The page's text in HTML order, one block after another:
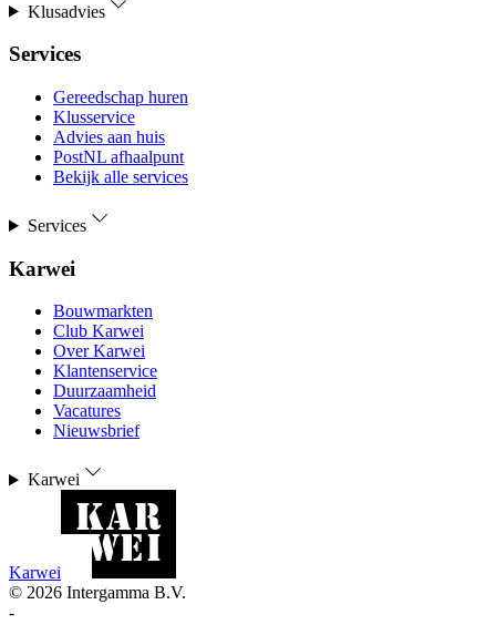
Klusadvies
Services
Gereedschap huren
Klusservice
Advies aan huis
PostNL afhaalpunt
Bekijk alle services
Services
Karwei
Bouwmarkten
Club Karwei
Over Karwei
Klantenservice
Duurzaamheid
Vacatures
Nieuwsbrief
Karwei
Karwei
© 2026 Intergamma B.V.
-